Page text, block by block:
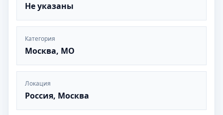
Не указаны
Категория
Москва, МО
Локация
Россия, Москва